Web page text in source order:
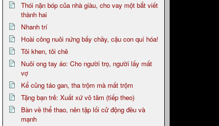
Thói nặn bóp của nhà giàu, cho vay một bắt viết
thành hai
Nhanh trí
Hoài công nuôi nứng bấy chầy, cậu con quí hóa!
Tôi khen, tôi chê
Nuôi ong tay áo: Cho người trọ, người lấy mất
vợ
Kể cũng táo gan, tha trộm mà mất trộm
Tặng bạn trẻ: Xuất xứ vô tâm (tiếp theo)
Bàn về thể thao, nên tập lối cử động đều và
mạnh